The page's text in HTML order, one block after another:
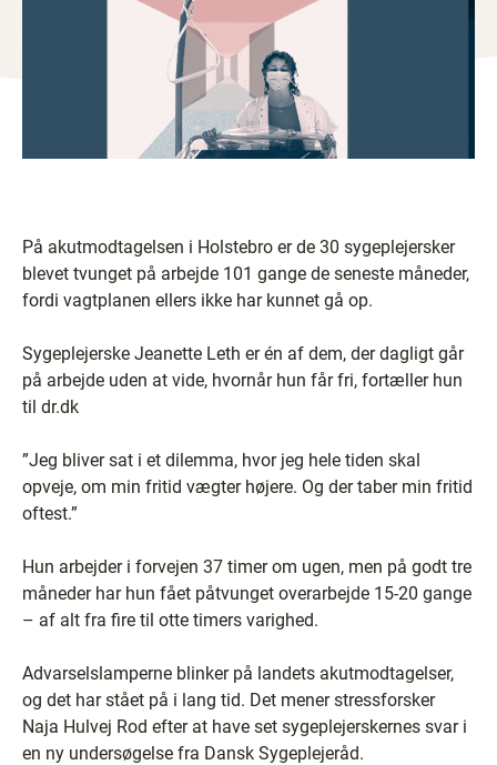
På akutmodtagelsen i Holstebro er de 30 sygeplejersker
blevet tvunget på arbejde 101 gange de seneste måneder,
fordi vagtplanen ellers ikke har kunnet gå op.
Sygeplejerske Jeanette Leth er én af dem, der dagligt går
på arbejde uden at vide, hvornår hun får fri, fortæller hun
til dr.dk
”Jeg bliver sat i et dilemma, hvor jeg hele tiden skal
opveje, om min fritid vægter højere. Og der taber min fritid
oftest.”
Hun arbejder i forvejen 37 timer om ugen, men på godt tre
måneder har hun fået påtvunget overarbejde 15-20 gange
– af alt fra fire til otte timers varighed.
Advarselslamperne blinker på landets akutmodtagelser,
og det har stået på i lang tid. Det mener stressforsker
Naja Hulvej Rod efter at have set sygeplejerskernes svar i
en ny undersøgelse fra Dansk Sygeplejeråd.